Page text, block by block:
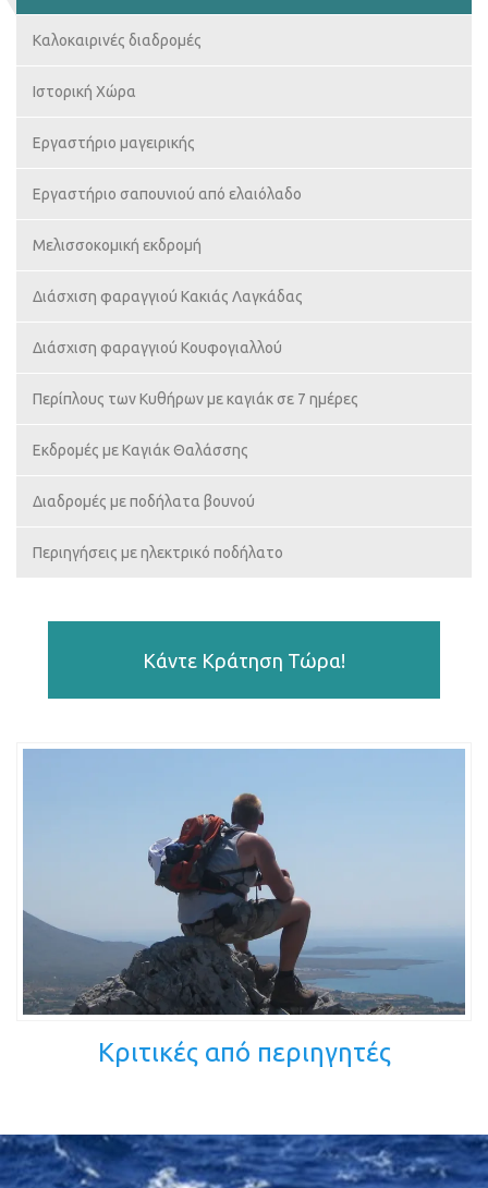
Καλοκαιρινές διαδρομές
Ιστορική Χώρα
Εργαστήριο μαγειρικής
Εργαστήριο σαπουνιού από ελαιόλαδο
Μελισσοκομική εκδρομή
Διάσχιση φαραγγιού Κακιάς Λαγκάδας
Διάσχιση φαραγγιού Κουφογιαλλού
Περίπλους των Κυθήρων με καγιάκ σε 7 ημέρες
Εκδρομές με Καγιάκ Θαλάσσης
Διαδρομές με ποδήλατα βουνού
Περιηγήσεις με ηλεκτρικό ποδήλατο
Κάντε Κράτηση Τώρα!
Κριτικές από περιηγητές